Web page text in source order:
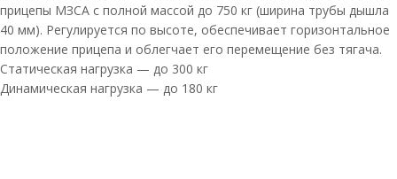
прицепы МЗСА с полной массой до 750 кг (ширина трубы дышла
40 мм). Регулируется по высоте, обеспечивает горизонтальное
положение прицепа и облегчает его перемещение без тягача.
Статическая нагрузка — до 300 кг
Динамическая нагрузка — до 180 кг